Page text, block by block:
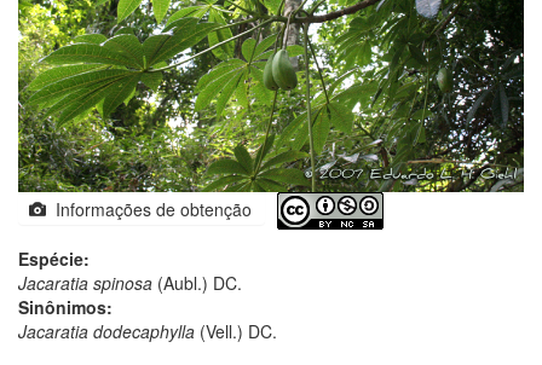
Informações de obtenção
Espécie:
Jacaratia spinosa (Aubl.) DC.
Sinônimos:
Jacaratia dodecaphylla (Vell.) DC.